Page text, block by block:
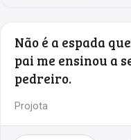
Não é a espada
pai me ensinou a
pedreiro.
Projota